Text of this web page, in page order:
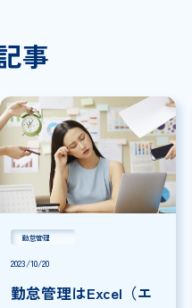
事
勤怠管理
2023/10/20
勤怠管理はExcel（エ